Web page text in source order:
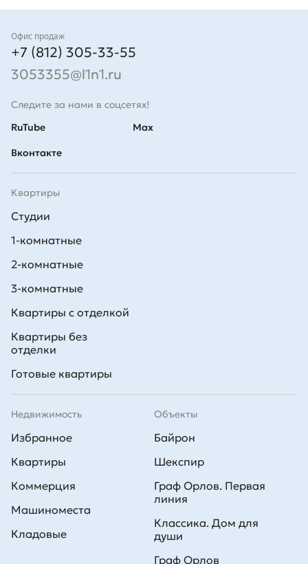
Контакты
Офис продаж
+7 (812) 305-33-55
3053355@l1n1.ru
Следите за нами в соцсетях!
RuTube
Вконтакте
Max
Квартиры
Студии
1-комнатные
2-комнатные
3-комнатные
Квартиры с отделкой
Квартиры без
отделки
Готовые квартиры
Недвижимость
Избранное
Квартиры
Коммерция
Машиноместа
Кладовые
Объекты
Байрон
Шекспир
Граф Орлов. Первая
линия
Классика. Дом для
души
Граф Орлов